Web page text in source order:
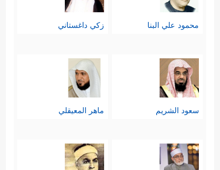
محمود علي البنا زكي داغستاني
سعود الشريم ماهر المعيقلي